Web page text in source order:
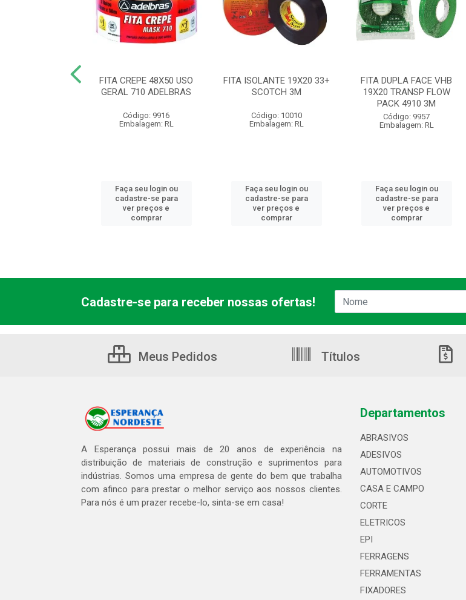
FITA CREPE 48X50 USO
GERAL 710 ADELBRAS
Código: 9916
Embalagem: RL
Faça seu login ou
cadastre-se para
ver preços e
comprar
FITA ISOLANTE 19X20 33+
SCOTCH 3M
Código: 10010
Embalagem: RL
Faça seu login ou
cadastre-se para
ver preços e
comprar
FITA DUPLA FACE VHB
19X20 TRANSP FLOW
PACK 4910 3M
Código: 9957
Embalagem: RL
Faça seu login ou
cadastre-se para
ver preços e
comprar
Cadastre-se para receber nossas ofertas!
Meus Pedidos Títulos
A Esperança possui mais de 20 anos de experiência na
distribuição de materiais de construção e suprimentos para
indústrias. Somos uma empresa de gente do bem que trabalha
com afinco para prestar o melhor serviço aos nossos clientes.
Para nós é um prazer recebe-lo, sinta-se em casa!
Departamentos
ABRASIVOS
ADESIVOS
AUTOMOTIVOS
CASA E CAMPO
CORTE
ELETRICOS
EPI
FERRAGENS
FERRAMENTAS
FIXADORES